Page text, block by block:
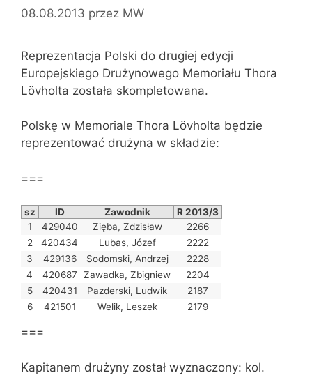
08.08.2013 przez MW
Reprezentacja Polski do drugiej edycji
Europejskiego Drużynowego Memoriału Thora
Lövholta została skompletowana.
Polskę w Memoriale Thora Lövholta będzie
reprezentować drużyna w składzie:
===
sz ID Zawodnik
R 2013/3
1
429040 Zięba, Zdzisław
2266
2
420434 Lubas, Józef
2222
3
429136 Sodomski, Andrzej
2228
4
420687 Zawadka, Zbigniew
2204
5
420431 Pazderski, Ludwik
2187
6
421501 Welik, Leszek 2179
===
Kapitanem drużyny został wyznaczony: kol.